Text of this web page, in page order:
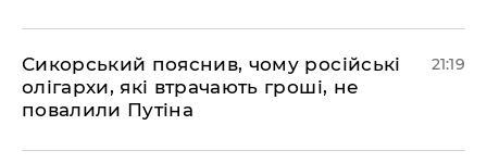
​Сикорський пояснив, чому російські
олігархи, які втрачають гроші, не
повалили Путіна
21:19